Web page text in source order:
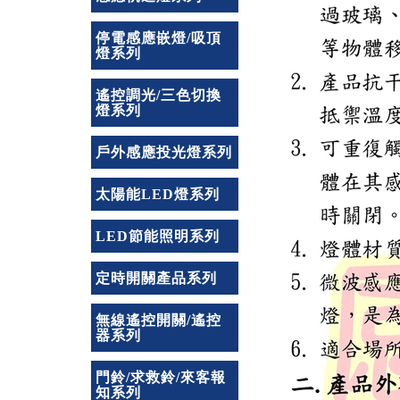
停電感應嵌燈/吸頂
燈系列
遙控調光/三色切換
燈系列
戶外感應投光燈系列
太陽能LED燈系列
LED節能照明系列
定時開關產品系列
無線遙控開關/遙控
器系列
門鈴/求救鈴/來客報
知系列